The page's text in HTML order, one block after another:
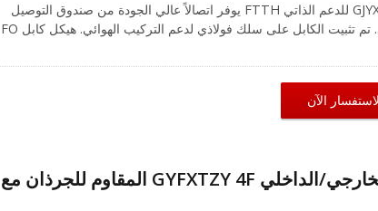
CRXCabling كابل الألياف الضوئية GJYXFCH للدعم الذاتي FTTH يوفر اتصالاً عالي الجودة من صندوق التوصيل
المتقاطع أو صندوق التوزيع إلى المشترك. تم تثبيت الكابل على سلك فولاذي لدعم التركيب الهوائي. هيكل كابل FO
الشبكات الوصول لأنه سهل التشغيل تحت هيكل الشق ومرن مع
نصف قطر انحناء أصغر. مع وجود عضو القوة من FRP كتعزيز أساسي، يقدم كابل LAN الألياف الضوئية مقاومة
الآن
كابل LAN الألياف البصرية الخارجي/الداخلي GYFXTZY 4F المقاوم للجرذان مع